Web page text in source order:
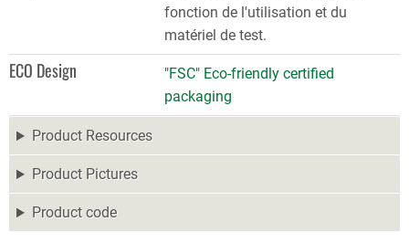
fonction de l'utilisation et du
matériel de test.
ECO Design
"FSC" Eco-friendly certified
packaging
Product Resources
Product Pictures
Product code